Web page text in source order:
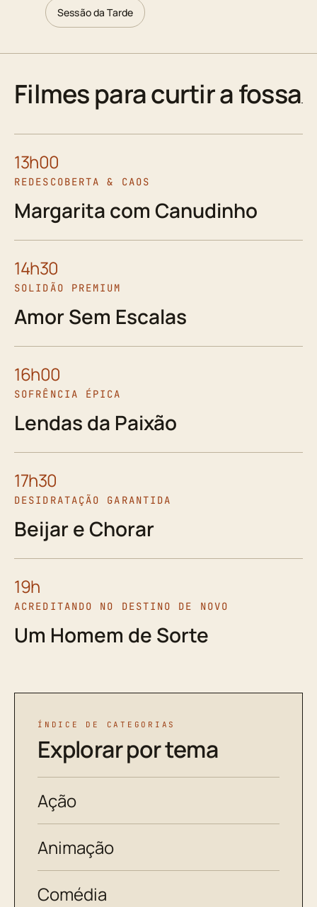
Sessão da Tarde
Filmes para curtir a fossa
13h00
REDESCOBERTA & CAOS
Margarita com Canudinho
14h30
SOLIDÃO PREMIUM
Amor Sem Escalas
16h00
SOFRÊNCIA ÉPICA
Lendas da Paixão
17h30
DESIDRATAÇÃO GARANTIDA
Beijar e Chorar
19h
ACREDITANDO NO DESTINO DE NOVO
Um Homem de Sorte
ÍNDICE DE CATEGORIAS
Explorar por tema
Ação
Animação
Comédia